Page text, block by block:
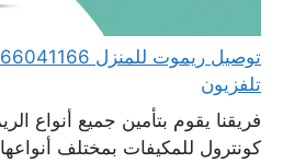
تلفزيون
فريقنا يقوم بتأمين جميع أنواع
كونترول للمكيفات بمختلف